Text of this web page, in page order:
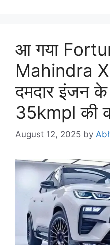
आ गया
Mahindra
दमदार इंजन के
35kmpl की
August 12, 2025 by